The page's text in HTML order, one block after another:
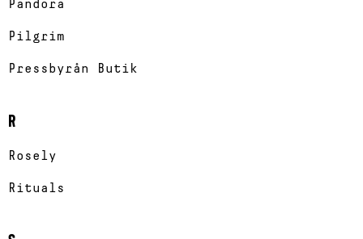
Pandora
Pilgrim
Pressbyrån Butik
R
Rosely
Rituals